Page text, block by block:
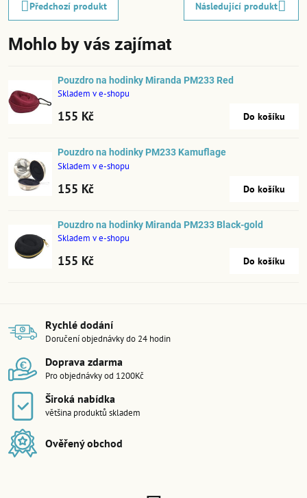
Předchozí produkt Následující produkt
Mohlo by vás zajímat
Pouzdro na hodinky Miranda PM233 Red
Skladem v e-shopu
155 Kč Do košíku
Pouzdro na hodinky PM233 Kamuflage
Skladem v e-shopu
155 Kč Do košíku
Pouzdro na hodinky Miranda PM233 Black-gold
Skladem v e-shopu
155 Kč Do košíku
Rychlé dodání
Doručení objednávky do 24 hodin
Doprava zdarma
Pro objednávky od 1200Kč
Široká nabídka
většina produktů skladem
Ověřený obchod